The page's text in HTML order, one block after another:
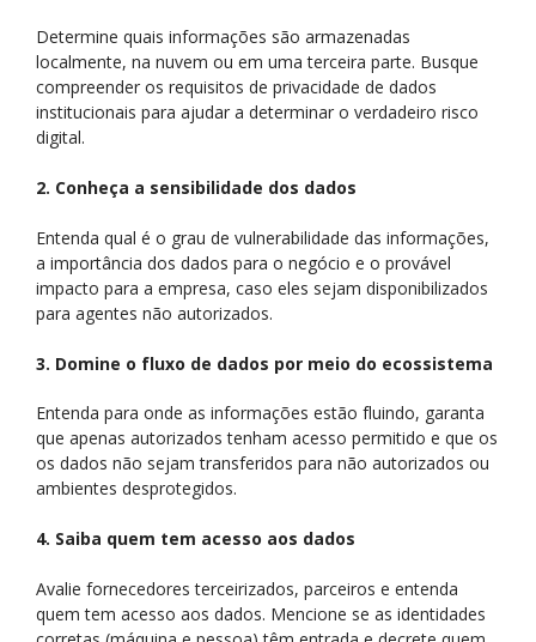
Determine quais informações são armazenadas
localmente, na nuvem ou em uma terceira parte. Busque
compreender os requisitos de privacidade de dados
institucionais para ajudar a determinar o verdadeiro risco
digital.
2. Conheça a sensibilidade dos dados
Entenda qual é o grau de vulnerabilidade das informações,
a importância dos dados para o negócio e o provável
impacto para a empresa, caso eles sejam disponibilizados
para agentes não autorizados.
3. Domine o fluxo de dados por meio do ecossistema
Entenda para onde as informações estão fluindo, garanta
que apenas autorizados tenham acesso permitido e que os
os dados não sejam transferidos para não autorizados ou
ambientes desprotegidos.
4. Saiba quem tem acesso aos dados
Avalie fornecedores terceirizados, parceiros e entenda
quem tem acesso aos dados. Mencione se as identidades